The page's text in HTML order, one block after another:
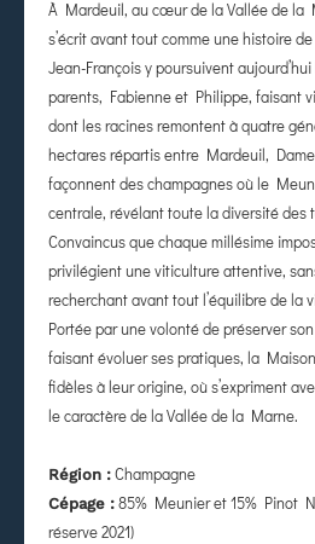
À Mardeuil, au cœur de la Vallée de la
s’écrit avant tout comme une histoire
Jean-François y poursuivent
parents, Fabienne et Philippe, faisant
dont les racines remontent à quatre
hectares répartis entre Mardeuil,
façonnent des champagnes où le
centrale, révélant toute la diversité des
Convaincus que chaque millésime
privilégient une viticulture attentive,
recherchant avant tout l’équilibre de la
Portée par une volonté de préserver
faisant évoluer ses pratiques, la
fidèles à leur origine, où s’expriment
le caractère de la Vallée de la Marne.
Région : Champagne
Cépage : 85% Meunier et 15% Pinot
réserve 2021)